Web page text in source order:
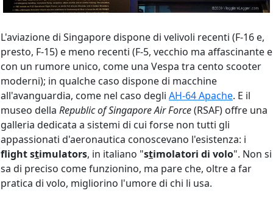
L'aviazione di Singapore dispone di velivoli recenti (F-16 e,
presto, F-15) e meno recenti (F-5, vecchio ma affascinante e
con un rumore unico, come una Vespa tra cento scooter
moderni); in qualche caso dispone di macchine
all'avanguardia, come nel caso degli AH-64 Apache. E il
museo della Republic of Singapore Air Force(RSAF) offre una
galleria dedicata a sistemi di cui forse non tutti gli
appassionati d'aeronautica conoscevano l'esistenza: i
flight stimulators, in italiano "stimolatori di volo". Non si
sa di preciso come funzionino, ma pare che, oltre a far
pratica di volo, migliorino l'umore di chi li usa.